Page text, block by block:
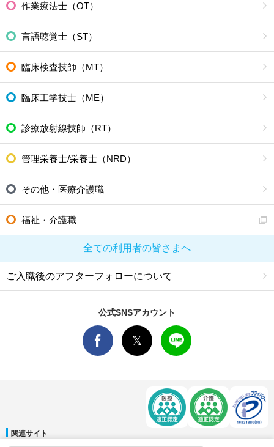
作業療法士（OT）
言語聴覚士（ST）
臨床検査技師（MT）
臨床工学技士（ME）
診療放射線技師（RT）
管理栄養士/栄養士（NRD）
その他・医療介護職
福祉・介護職
全ての利用者の皆さまへ
ご入職後のアフターフォローについて
公式SNSアカウント
関連サイト
マイナビDOCTOR│マイナビ看護師│マイナビ薬剤師│マイナビ保育士